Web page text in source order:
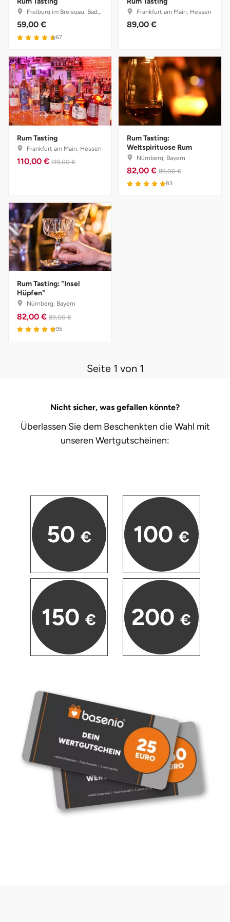
Freiburg im Breisgau, Baden-Württemberg
59,00 €
67
Frankfurt am Main, Hessen
89,00 €
Rum Tasting
Frankfurt am Main, Hessen
110,00 € 119,00 €
Rum Tasting:
Weltspirituose Rum
Nürnberg, Bayern
82,00 € 89,00 €
83
Rum Tasting: "Insel
Hüpfen"
Nürnberg, Bayern
82,00 € 89,00 €
95
Seite 1 von 1
Nicht sicher, was gefallen könnte?
Überlassen Sie dem Beschenkten die Wahl mit
unseren Wertgutscheinen:
50 €
150 €
100 €
200 €
Bruchköbel
Burghausen
Calw
Chemnitz
Cloppenburg
Cottbus
Darmstadt
Deggendorf
Dessau
Erlangen
Frankfurt am Main
Freiberg
Fürstenfeldbruck
Fürth
Geiselwind
Münster
Oberlausitz
Pirna
Riesa
Ruhrgebiet
Sömmerda
Weimar
sächsische Schweiz
Sangerhausen
Suhl
Unterwellenborn
Weimar
Weißenfels